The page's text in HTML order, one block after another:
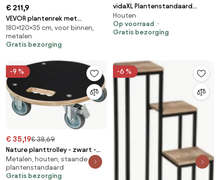
€ 211,9
VEVOR plantenrek met
groeilamp, 6-laags plantenrek
met dubbele rij voor
kamerplanten, wielen en timer,
bloeirek voor het opkweken van
zaden, 120x35x180cm
180×120×35 cm, voor binnen,
metalen
Gratis bezorging
vidaXL Plantenstandaard
76x37x89 cm vurenhout
Houten
Op voorraad
Gratis bezorging
-9 %
€ 35,19€ 38,69
Nature planttrolley - zwart -
Diameter 38 x H11cm
Metalen, houten, staande
plantenstandaard
Gratis bezorging
-6 %